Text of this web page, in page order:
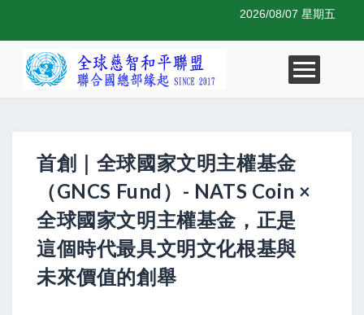
2026/08/07 星期五
首創｜全球國家文明主權基金
（GNCS Fund）- NATS Coin ×
全球國家文明主權基金，正是
這個時代最具文明文化根基與
未來價值的創舉